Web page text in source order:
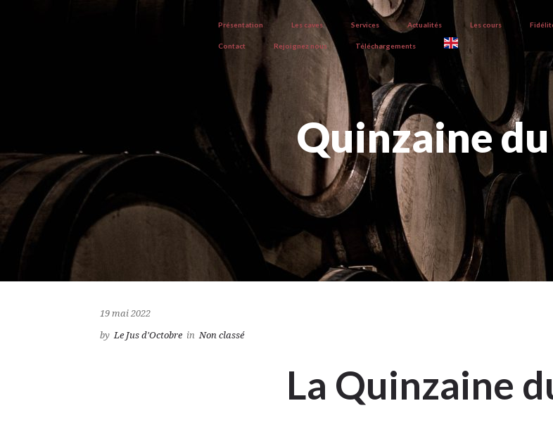
Présentation Les caves Services Actualités Les cours
Contact Rejoignez nous Téléchargements
Quinzaine du
19 mai 2022
by Le Jus d'Octobre in Non classé
La Quinzaine